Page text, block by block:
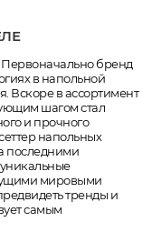
Первоначально бренд
в напольной
Вскоре в ассортимент
шагом стал
и прочного
напольных
последними
мировыми
тренды и
самым